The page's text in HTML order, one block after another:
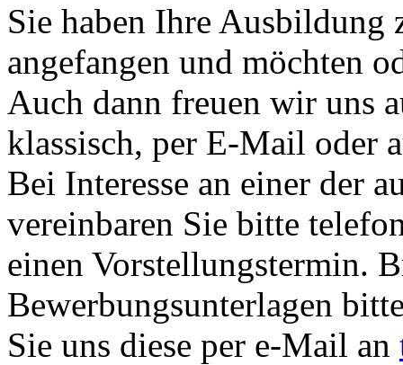
Sie haben Ihre Ausbildung
angefangen und möchten
Auch dann freuen wir uns
klassisch, per E-Mail oder
Bei Interesse an einer der
vereinbaren Sie bitte
einen Vorstellungstermin.
Bewerbungsunterlagen
Sie uns diese per e-Mail an